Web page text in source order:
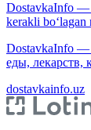
DostavkaInfo —
kerakli bo‘lagan
DostavkaInfo —
еды, лекарств,
dostavkainfo.uz